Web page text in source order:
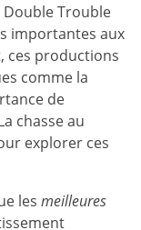
Double Trouble
importantes aux
ces productions
comme la
de
chasse au
explorer ces
les meilleures